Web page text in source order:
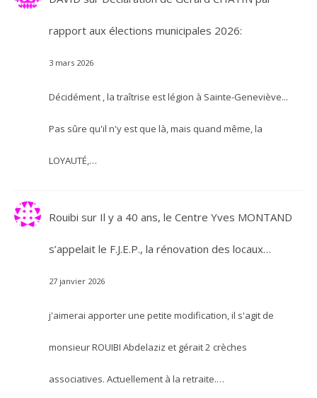
rapport aux élections municipales 2026:
3 mars 2026
Décidément , la traîtrise est légion à Sainte-Geneviève...
Pas sûre qu'il n'y est que là, mais quand même, la
LOYAUTÉ,…
Rouibi sur Il y a 40 ans, le Centre Yves MONTAND
s’appelait le F.J.E.P., la rénovation des locaux…
27 janvier 2026
j'aimerai apporter une petite modification, il s'agit de
monsieur ROUIBI Abdelaziz et gérait 2 crèches
associatives. Actuellement à la retraite.…